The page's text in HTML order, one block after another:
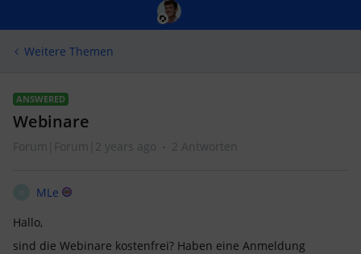
Weitere Themen
ANSWERED
Webinare
Forum|Forum|2 years ago 2 Antworten
MLe
Hallo,
sind die Webinare kostenfrei? Haben eine Anmeldung